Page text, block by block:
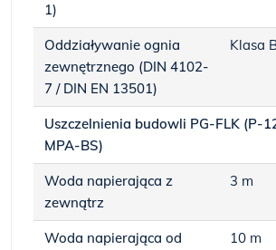
1)
Oddziaływanie ognia
zewnętrznego (DIN 4102-
7 / DIN EN 13501)
Klasa
Uszczelnienia budowli PG-FLK (P-
MPA-BS)
Woda napierająca z
zewnątrz
3 m
Woda napierająca od
10 m